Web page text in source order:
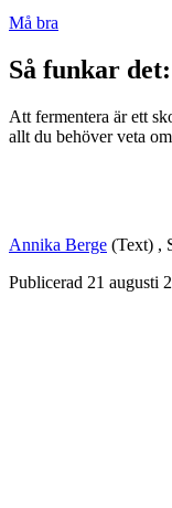
Må bra
Så funkar
Att fermentera är ett
allt du behöver veta
Annika Berge (Text) ,
Publicerad 21 augusti